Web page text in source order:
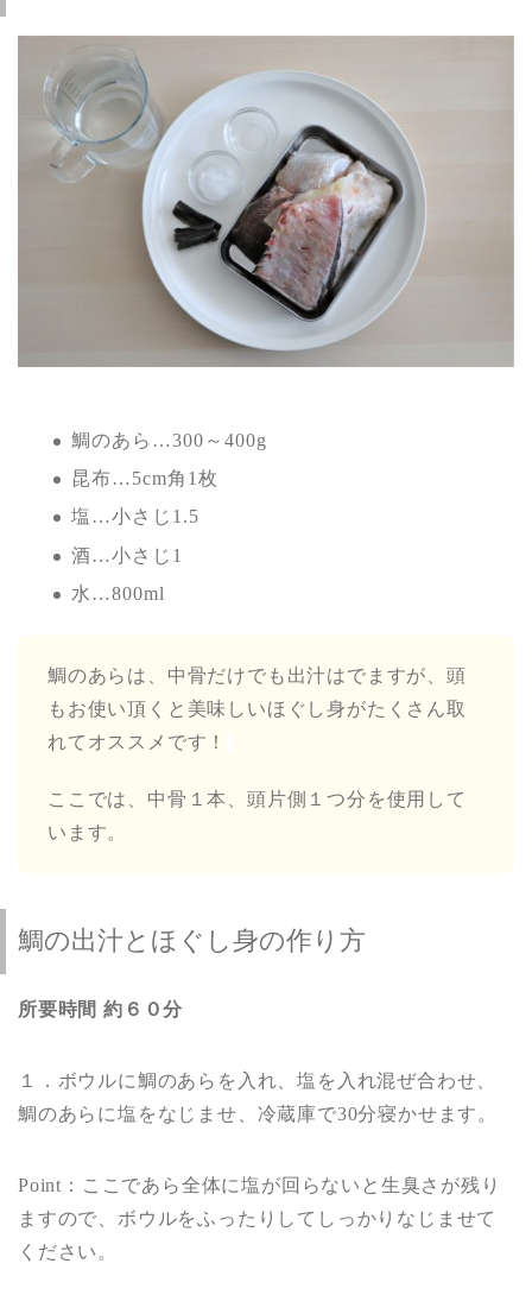
鯛のあら…300～400g
昆布…5cm角1枚
塩…小さじ1.5
酒…小さじ1
水…800ml
鯛のあらは、中骨だけでも出汁はでますが、頭
もお使い頂くと美味しいほぐし身がたくさん取
れてオススメです！
ここでは、中骨１本、頭片側１つ分を使用して
います。
鯛の出汁とほぐし身の作り方
所要時間 約６０分
１．ボウルに鯛のあらを入れ、塩を入れ混ぜ合わせ、
鯛のあらに塩をなじませ、冷蔵庫で30分寝かせます。
Point：ここであら全体に塩が回らないと生臭さが残り
ますので、ボウルをふったりしてしっかりなじませて
ください。